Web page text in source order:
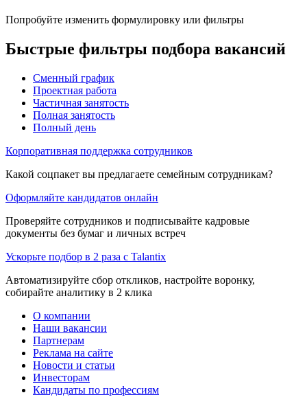
Попробуйте изменить формулировку или фильтры
Быстрые фильтры подбора вакансий
Сменный график
Проектная работа
Частичная занятость
Полная занятость
Полный день
Корпоративная поддержка сотрудников
Какой соцпакет вы предлагаете семейным сотрудникам?
Оформляйте кандидатов онлайн
Проверяйте сотрудников и подписывайте кадровые
документы без бумаг и личных встреч
Ускорьте подбор в 2 раза с Talantix
Автоматизируйте сбор откликов, настройте воронку,
собирайте аналитику в 2 клика
О компании
Наши вакансии
Партнерам
Реклама на сайте
Новости и статьи
Инвесторам
Кандидаты по профессиям